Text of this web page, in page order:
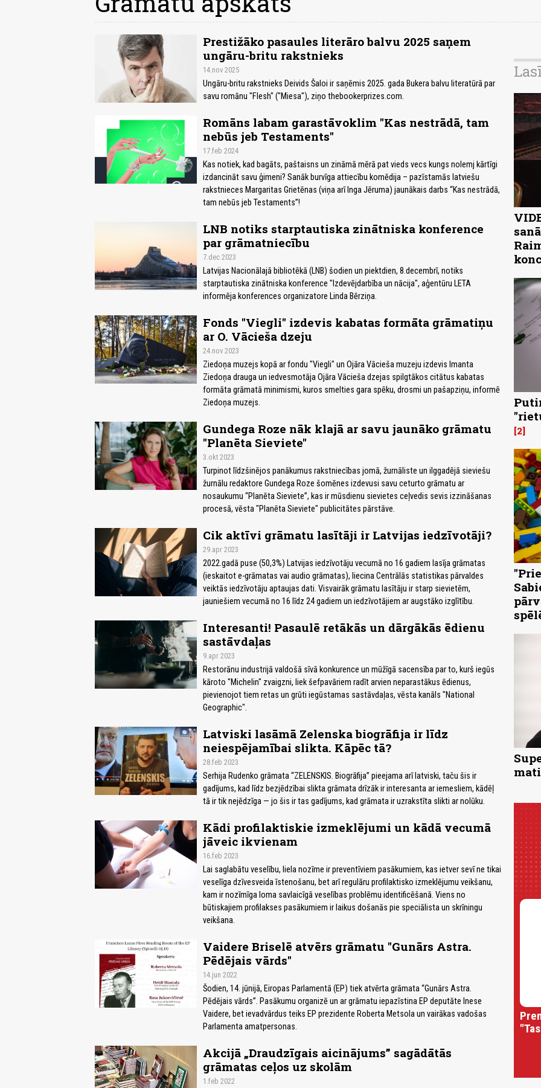
Prestižāko pasaules literāro balvu 2025 saņem
ungāru-britu rakstnieks
14.nov 2025
Ungāru-britu rakstnieks Deivids Šaloi ir saņēmis 2025. gada Bukera balvu literatūrā par
savu romānu "Flesh" ("Miesa"), ziņo thebookerprizes.com.
Romāns labam garastāvoklim "Kas nestrādā, tam
nebūs jeb Testaments"
17.feb 2024
Kas notiek, kad bagāts, paštaisns un zināmā mērā pat vieds vecs kungs nolemj kārtīgi
izdancināt savu ģimeni? Sanāk burvīga attiecību komēdija – pazīstamās latviešu
rakstnieces Margaritas Grietēnas (viņa arī Inga Jēruma) jaunākais darbs “Kas nestrādā,
tam nebūs jeb Testaments”!
LNB notiks starptautiska zinātniska konference
par grāmatniecību
7.dec 2023
Latvijas Nacionālajā bibliotēkā (LNB) šodien un piektdien, 8.decembrī, notiks
starptautiska zinātniska konference "Izdevējdarbība un nācija", aģentūru LETA
informēja konferences organizatore Linda Bērziņa.
Fonds "Viegli" izdevis kabatas formāta grāmatiņu
ar O. Vācieša dzeju
24.nov 2023
Ziedoņa muzejs kopā ar fondu "Viegli" un Ojāra Vācieša muzeju izdevis Imanta
Ziedoņa drauga un iedvesmotāja Ojāra Vācieša dzejas spilgtākos citātus kabatas
formāta grāmatā minimismi, kuros smelties gara spēku, drosmi un pašapziņu, informē
Ziedoņa muzejs.
Gundega Roze nāk klajā ar savu jaunāko grāmatu
"Planēta Sieviete"
3.okt 2023
Turpinot līdzšinējos panākumus rakstniecības jomā, žurnāliste un ilggadējā sieviešu
žurnālu redaktore Gundega Roze šomēnes izdevusi savu ceturto grāmatu ar
nosaukumu “Planēta Sieviete”, kas ir mūsdienu sievietes ceļvedis sevis izzināšanas
procesā, vēsta "Planēta Sieviete" publicitātes pārstāve.
Cik aktīvi grāmatu lasītāji ir Latvijas iedzīvotāji?
29.apr 2023
2022.gadā puse (50,3%) Latvijas iedzīvotāju vecumā no 16 gadiem lasīja grāmatas
(ieskaitot e-grāmatas vai audio grāmatas), liecina Centrālās statistikas pārvaldes
veiktās iedzīvotāju aptaujas dati. Visvairāk grāmatu lasītāju ir starp sievietēm,
jauniešiem vecumā no 16 līdz 24 gadiem un iedzīvotājiem ar augstāko izglītību.
Interesanti! Pasaulē retākās un dārgākās ēdienu
sastāvdaļas
9.apr 2023
Restorānu industrijā valdošā sīvā konkurence un mūžīgā sacensība par to, kurš iegūs
kāroto "Michelin" zvaigzni, liek šefpavāriem radīt arvien neparastākus ēdienus,
pievienojot tiem retas un grūti iegūstamas sastāvdaļas, vēsta kanāls "National
Geographic".
Latviski lasāmā Zelenska biogrāfija ir līdz
neiespējamībai slikta. Kāpēc tā?
28.feb 2023
Serhija Rudenko grāmata “ZELENSKIS. Biogrāfija” pieejama arī latviski, taču šis ir
gadījums, kad līdz bezjēdzībai slikta grāmata drīzāk ir interesanta ar iemesliem, kādēļ
tā ir tik nejēdzīga — jo šis ir tas gadījums, kad grāmata ir uzrakstīta slikti ar nolūku.
Kādi profilaktiskie izmeklējumi un kādā vecumā
jāveic ikvienam
16.feb 2023
Lai saglabātu veselību, liela nozīme ir preventīviem pasākumiem, kas ietver sevī ne tikai
veselīga dzīvesveida īstenošanu, bet arī regulāru profilaktisko izmeklējumu veikšanu,
kam ir nozīmīga loma savlaicīgā veselības problēmu identificēšanā. Viens no
būtiskajiem profilakses pasākumiem ir laikus došanās pie speciālista un skrīningu
veikšana.
Vaidere Briselē atvērs grāmatu "Gunārs Astra.
Pēdējais vārds"
14.jun 2022
Šodien, 14. jūnijā, Eiropas Parlamentā (EP) tiek atvērta grāmata “Gunārs Astra.
Pēdējais vārds”. Pasākumu organizē un ar grāmatu iepazīstina EP deputāte Inese
Vaidere, bet ievadvārdus teiks EP prezidente Roberta Metsola un vairākas vadošas
Parlamenta amatpersonas.
Akcijā „Draudzīgais aicinājums” sagādātās
grāmatas ceļos uz skolām
1.feb 2022
2